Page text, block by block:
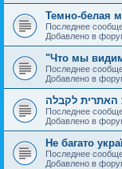
Темно-белая
Последнее
Добавлено в
"Что мы
Последнее
Добавлено в
לקבלה
Последнее
Добавлено в
Не багато
Последнее
Добавлено в